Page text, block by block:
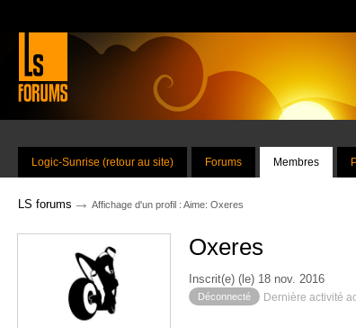
Logic-Sunrise (retour au site) Forums Membres
LS forums → Affichage d'un profil : Aime: Oxeres
Oxeres
Inscrit(e) (le) 18 nov. 2016
Déconnecté Dernière activité